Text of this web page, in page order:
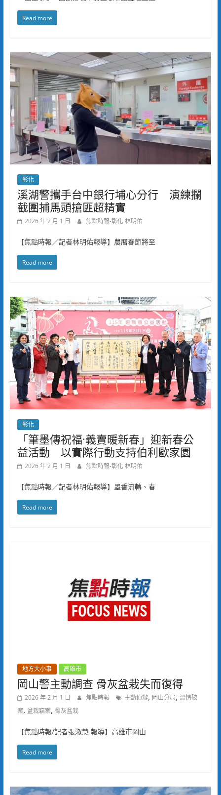
Read more
彰化
溪湖警攜手台中銀行埔心分行 演練攔
截圍捕馬頭搶匪超精實
2026 年 2 月 1 日 焦點時報-彰化 林明佑
【焦點時報／記者林明佑報導】農曆春節將至
Read more
彰化
「筆墨傳祝福·義賣暖新春」迎新春公
益活動 以實際行動支持伯利歐家園
2026 年 2 月 1 日 焦點時報-彰化 林明佑
【焦點時報／記者林明佑報導】墨香流轉、春
Read more
地方大小事 高雄市
岡山警主動調查 骨灰盆栽失而復得
2026 年 2 月 1 日 焦點時報 主動偵辦, 岡山分局, 溫情破
案, 盆栽竊案, 骨灰盆栽
【焦點時報/記者張淑慧 報導】高雄市岡山
Read more